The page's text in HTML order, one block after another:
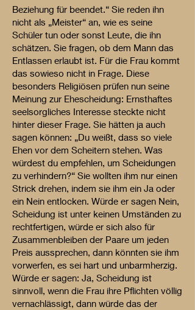
Beziehung für beendet.“ Sie reden ihn
nicht als „Meister“ an, wie es seine
Schüler tun oder sonst Leute, die ihn
schätzen. Sie fragen, ob dem Mann das
Entlassen erlaubt ist. Für die Frau kommt
das sowieso nicht in Frage. Diese
besonders Religiösen prüfen nun seine
Meinung zur Ehescheidung: Ernsthaftes
seelsorgliches Interesse steckte nicht
hinter dieser Frage. Sie hätten ja auch
sagen können: „Du weißt, dass so viele
Ehen vor dem Scheitern stehen. Was
würdest du empfehlen, um Scheidungen
zu verhindern?“ Sie wollten ihm nur einen
Strick drehen, indem sie ihm ein Ja oder
ein Nein entlocken. Würde er sagen Nein,
Scheidung ist unter keinen Umständen zu
rechtfertigen, würde er sich also für
Zusammenbleiben der Paare um jeden
Preis aussprechen, dann könnten sie ihm
vorwerfen, es sei hart und unbarmherzig.
Würde er sagen: Ja, Scheidung ist
sinnvoll, wenn die Frau ihre Pflichten völlig
vernachlässigt, dann würde das der